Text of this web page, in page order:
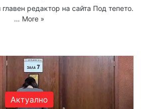
главен редактор на сайта Под тепето.
… More »
te bo
ok
ub
e
ra
Актуално